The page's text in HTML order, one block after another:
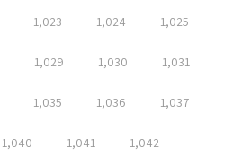
1,023 1,024 1,025
1,029 1,030 1,031
1,035 1,036 1,037
1,040 1,041 1,042